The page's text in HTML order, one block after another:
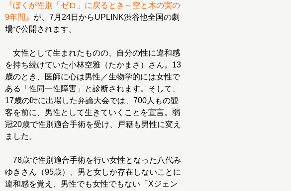
『ぼくが性別「ゼロ」に戻るとき～空と木の実の
9年間』 が、7月24日からUPLINK渋谷他全国の劇
場で公開されます。
女性として生まれたものの、自分の性に違和感
を持ち続けていた小林空雅（たかまさ）さん。13
歳のとき、医師に心は男性／生物学的には女性で
ある「性同一性障害」と診断されます。そして、
17歳の時に出場した弁論大会では、700人もの観
客を前に、男性として生きていくことを宣言。弱
冠20歳で性別適合手術を受け、戸籍も男性に変え
ました。
78歳で性別適合手術を行い女性となった八代み
ゆきさん（95歳）、男と女しか存在しないことに
違和感を覚え、男性でも女性でもない「Xジェン